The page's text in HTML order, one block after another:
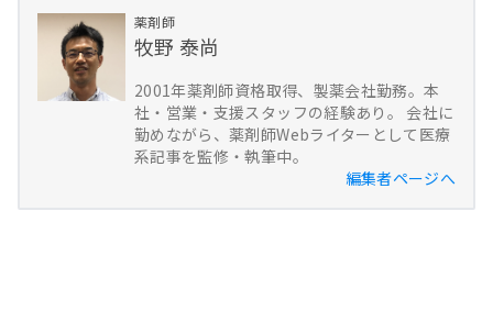
薬剤師
牧野 泰尚
2001年薬剤師資格取得、製薬会社勤務。本
社・営業・支援スタッフの経験あり。 会社に
勤めながら、薬剤師Webライターとして医療
系記事を監修・執筆中。
編集者ページへ